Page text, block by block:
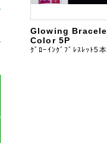
Glowing
Color 5P
ｸﾞﾛｰｲﾝｸﾞﾌﾞﾚｽﾚｯﾄ5本